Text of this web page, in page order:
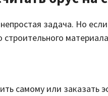
задача. Но
самому или заказать